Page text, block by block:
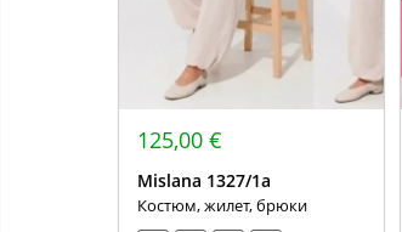
125,00 €
Mislana 1327/1а
Костюм, жилет, брюки